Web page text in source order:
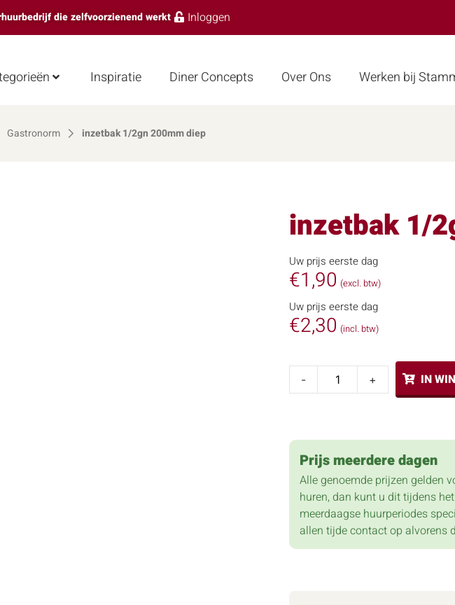
die zelfvoorzienend werkt Inloggen
Inspiratie Diner Concepts Over Ons Werken bij
Gastronorm inzetbak 1/2gn 200mm diep
inzetbak 1/
Uw prijs eerste dag
€1,90 (excl. btw)
Uw prijs eerste dag
€2,30 (incl. btw)
- + IN
Prijs meerdere dagen
Alle genoemde prijzen gelden
huren, dan kunt u dit tijdens
meerdaagse huurperiodes
allen tijde contact op alvorens